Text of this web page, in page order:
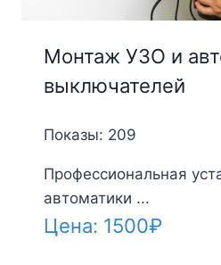
Монтаж УЗО и
выключателей
Показы: 209
Профессиональная
автоматики ...
Цена: 1500₽